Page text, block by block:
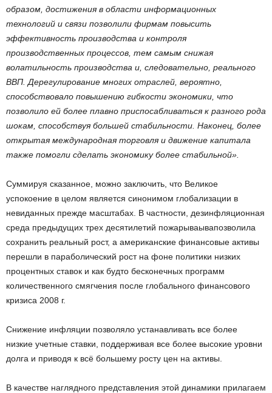
образом, достижения в области информационных
технологий и связи позволили фирмам повысить
эффективность производства и контроля
производственных процессов, тем самым снижая
волатильность производства и, следовательно, реального
ВВП. Дерегулирование многих отраслей, вероятно,
способствовало повышению гибкости экономики, что
позволило ей более плавно приспосабливаться к разного рода
шокам, способствуя большей стабильности. Наконец, более
открытая международная торговля и движение капитала
также помогли сделать экономику более стабильной».
Суммируя сказанное, можно заключить, что Великое
успокоение в целом является синонимом глобализации в
невиданных прежде масштабах. В частности, дезинфляционная
среда предыдущих трех десятилетий пожарываывапозволила
сохранить реальный рост, а американские финансовые активы
перешли в параболический рост на фоне политики низких
процентных ставок и как будто бесконечных программ
количественного смягчения после глобального финансового
кризиса 2008 г.
Снижение инфляции позволяло устанавливать все более
низкие учетные ставки, поддерживая все более высокие уровни
долга и приводя к всё большему росту цен на активы.
В качестве наглядного представления этой динамики прилагаем